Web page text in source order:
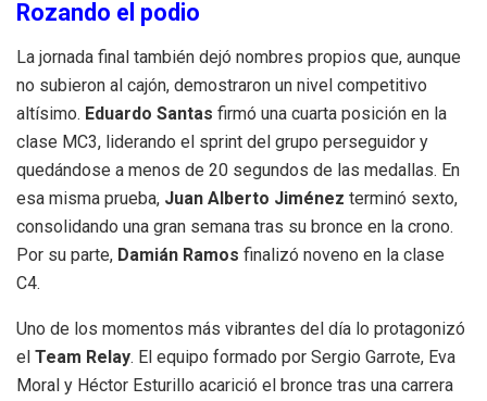
Rozando el podio
La jornada final también dejó nombres propios que, aunque
no subieron al cajón, demostraron un nivel competitivo
altísimo. Eduardo Santas firmó una cuarta posición en la
clase MC3, liderando el sprint del grupo perseguidor y
quedándose a menos de 20 segundos de las medallas. En
esa misma prueba, Juan Alberto Jiménez terminó sexto,
consolidando una gran semana tras su bronce en la crono.
Por su parte, Damián Ramos finalizó noveno en la clase
C4.
Uno de los momentos más vibrantes del día lo protagonizó
el Team Relay. El equipo formado por Sergio Garrote, Eva
Moral y Héctor Esturillo acarició el bronce tras una carrera